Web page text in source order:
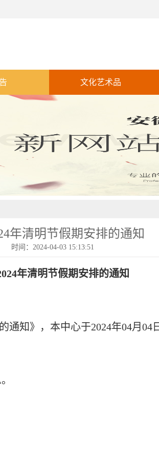
文化艺术品
年清明节假期安排的通知
时间：2024-04-03 15:13:51
年清明节假期安排的通知
》，本中心于2024年04月04日
二〇